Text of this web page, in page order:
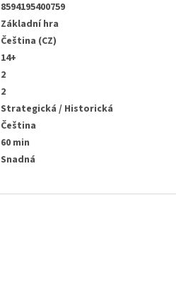
8594195400759
Základní hra
Čeština (CZ)
14+
2
2
Strategická / Historická
Čeština
60 min
Snadná